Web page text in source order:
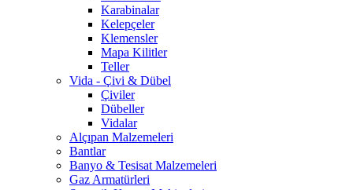
Karabinalar
Kelepçeler
Klemensler
Mapa Kilitler
Teller
Vida - Çivi & Dübel
Çiviler
Dübeller
Vidalar
Alçıpan Malzemeleri
Bantlar
Banyo & Tesisat Malzemeleri
Gaz Armatürleri